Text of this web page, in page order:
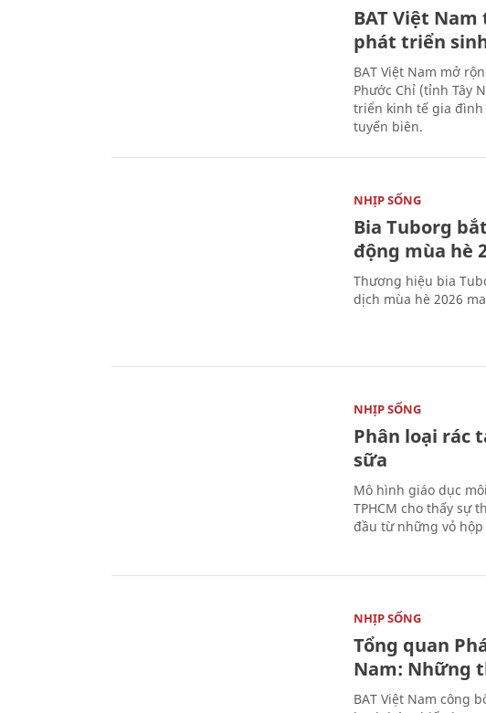
BAT Việt
phát triển
BAT Việt Nam mở
Phước Chỉ (tỉnh Tây
triển kinh tế gia
tuyến biên.
NHỊP SỐNG
Bia Tuborg
động mùa hè
Thương hiệu bia
dịch mùa hè 2026
NHỊP SỐNG
Phân loại rác
sữa
Mô hình giáo dục
TPHCM cho thấy sự
đầu từ những vỏ hộp
NHỊP SỐNG
Tổng quan
Nam: Những
BAT Việt Nam công